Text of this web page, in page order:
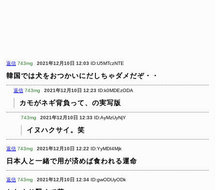
返信 743mg 2021年12月10日 12:03 ID:U5MTczNTE
韓国では犬をおつかいにだしちゃダメだぞ・・
返信 743mg 2021年12月10日 12:23 ID:k0MDEzODA
カモがネギ背負って、の実写版
743mg 2021年12月10日 12:33 ID:AyMzUyNjY
イヌハクサイ。笑
返信 743mg 2021年12月10日 12:22 ID:YyMDI4Mjk
日本人と一緒で用が済めば食われる運命
返信 743mg 2021年12月10日 12:34 ID:gwODUyODk